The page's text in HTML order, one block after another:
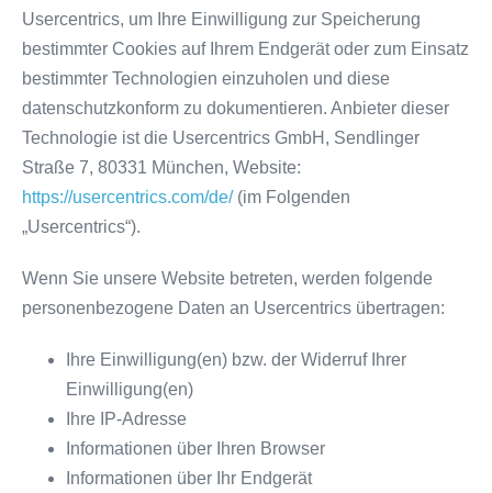
Usercentrics, um Ihre Einwilligung zur Speicherung
bestimmter Cookies auf Ihrem Endgerät oder zum Einsatz
bestimmter Technologien einzuholen und diese
datenschutzkonform zu dokumentieren. Anbieter dieser
Technologie ist die Usercentrics GmbH, Sendlinger
Straße 7, 80331 München, Website:
https://usercentrics.com/de/(im Folgenden
„Usercentrics“).
Wenn Sie unsere Website betreten, werden folgende
personenbezogene Daten an Usercentrics übertragen:
Ihre Einwilligung(en) bzw. der Widerruf Ihrer
Einwilligung(en)
Ihre IP-Adresse
Informationen über Ihren Browser
Informationen über Ihr Endgerät